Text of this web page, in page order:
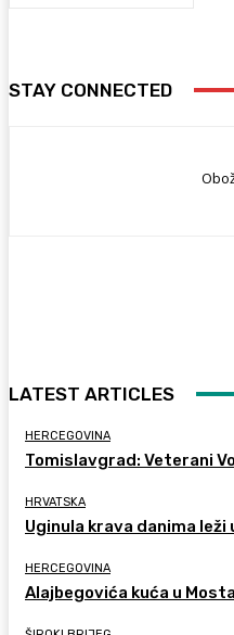
STAY CONNECTED
LATEST ARTICLES
HERCEGOVINA
Tomislavgrad: Veterani
HRVATSKA
Uginula krava danima
HERCEGOVINA
Alajbegovića kuća u